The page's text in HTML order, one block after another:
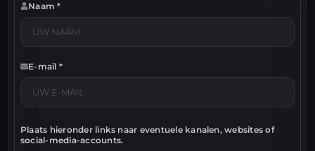
Naam *
E-mail *
Plaats hieronder links naar eventuele kanalen, websites of
social-media-accounts.